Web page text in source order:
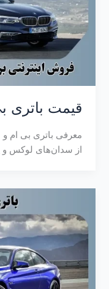
قیمت باتری
از سدان‌های لوکس و